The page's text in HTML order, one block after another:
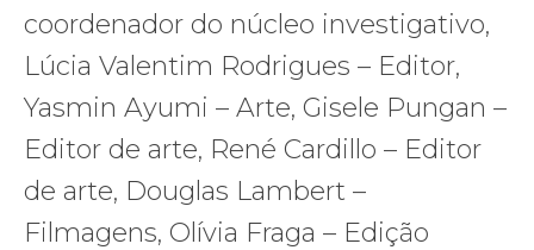
coordenador do núcleo investigativo,
Lúcia Valentim Rodrigues – Editor,
Yasmin Ayumi – Arte, Gisele Pungan –
Editor de arte, René Cardillo – Editor
de arte, Douglas Lambert –
Filmagens, Olívia Fraga – Edição